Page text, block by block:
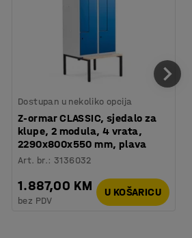
Dostupan u nekoliko opcija
Z-ormar CLASSIC, sjedalo za
klupe, 2 modula, 4 vrata,
2290x800x550 mm, plava
Art. br.:3136032
1.887,00 KM
bez PDV
U KOŠARICU